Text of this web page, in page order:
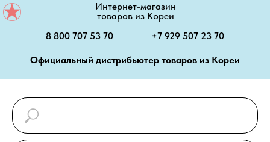
Интернет-магазин
товаров из Кореи
8 800 707 53 70
+7 929 507 23 70
Официальный дистрибьютер товаров из Кореи